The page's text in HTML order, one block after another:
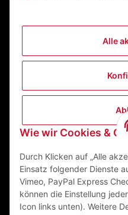
Alle
Wie wir Cookies &
Durch Klicken auf „Alle
Einsatz folgender Dienste
Vimeo, PayPal Express
können die Einstellung
Icon links unten). Weitere
Informationen
ZEGO
63741 Aschaffenburg
Mail:info@zego-tvz.de
Tel.:06021 59092-0